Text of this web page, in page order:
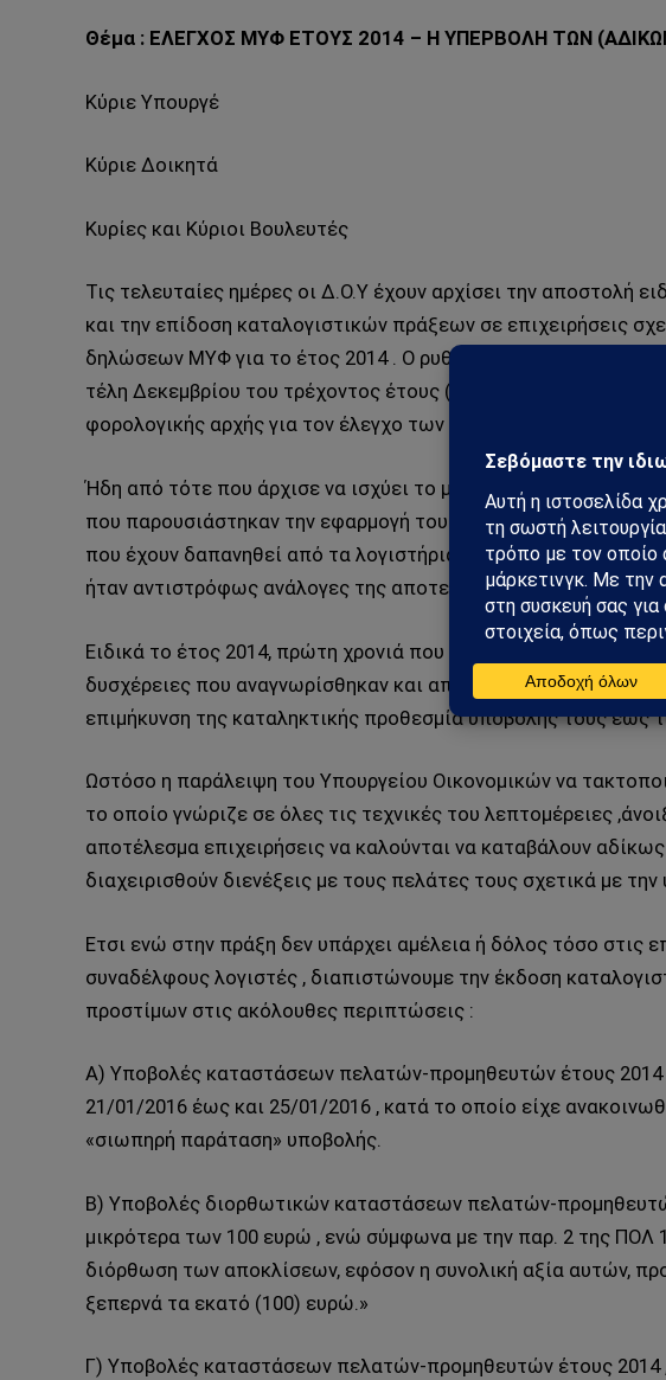
Θέμα : ΕΛΕΓΧΟΣ ΜΥΦ ΕΤΟΥΣ 2014 – Η ΥΠΕΡΒΟΛΗ ΤΩΝ
Κύριε Υπουργέ
Κύριε Δοικητά
Κυρίες και Κύριοι Βουλευτές
Τις τελευταίες ημέρες οι Δ.Ο.Υ έχουν αρχίσει την αποστολή
και την επίδοση καταλογιστικών πράξεων σε επιχειρήσεις
δηλώσεων ΜΥΦ για το έτος 2014 . Ο ρυθμός αποστολής και
τέλη Δεκεμβρίου του τρέχοντος έτους (πρακτικά στις 10/12/
φορολογικής αρχής για τον έλεγχο των υποθέσεων του έτους
Ήδη από τότε που άρχισε να ισχύει το μέτρο των ΜΥΦ πολλά
που παρουσιάστηκαν την εφαρμογή του μέτρου, όσο και για
που έχουν δαπανηθεί από τα λογιστήρια των επιχειρήσεων ή
ήταν αντιστρόφως ανάλογες της αποτελεσματικότητας του
Ειδικά το έτος 2014, πρώτη χρονιά που τέθηκε η υποβολή των
δυσχέρειες που αναγνωρίσθηκαν και από πλευράς
επιμήκυνση της καταληκτικής προθεσμία υποβολής τους έως
Ωστόσο η παράλειψη του Υπουργείου Οικονομικών να
το οποίο γνώριζε σε όλες τις τεχνικές του λεπτομέρειες
αποτέλεσμα επιχειρήσεις να καλούνται να καταβάλουν
διαχειρισθούν διενέξεις με τους πελάτες τους σχετικά με
Ετσι ενώ στην πράξη δεν υπάρχει αμέλεια ή δόλος τόσο στις
συναδέλφους λογιστές , διαπιστώνουμε την έκδοση
προστίμων στις ακόλουθες περιπτώσεις :
Α) Υποβολές καταστάσεων πελατών-προμηθευτών έτους 2014
21/01/2016 έως και 25/01/2016 , κατά το οποίο είχε
«σιωπηρή παράταση» υποβολής.
Β) Υποβολές διορθωτικών καταστάσεων πελατών-
μικρότερα των 100 ευρώ , ενώ σύμφωνα με την παρ. 2 της ΠΟΛ
διόρθωση των αποκλίσεων, εφόσον η συνολική αξία αυτών,
ξεπερνά τα εκατό (100) ευρώ.»
Γ) Υποβολές καταστάσεων πελατών-προμηθευτών έτους 2014